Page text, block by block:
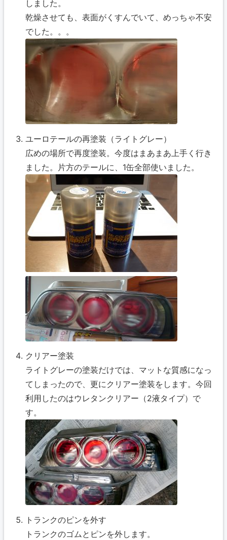
しました。
乾燥させても、表面がくすんでいて、めっちゃ不安
でした。。。
ユーロテールの再塗装（ライトグレー）
広めの場所で再度塗装。今度はまあまあ上手く行き
ました。片方のテールに、1缶全部使いました。
クリアー塗装
ライトグレーの塗装だけでは、マットな質感になっ
てしまったので、更にクリアー塗装をします。今回
利用したのはウレタンクリアー（2液タイプ）で
す。
トランクのピンを外す
トランクのゴムとピンを外します。